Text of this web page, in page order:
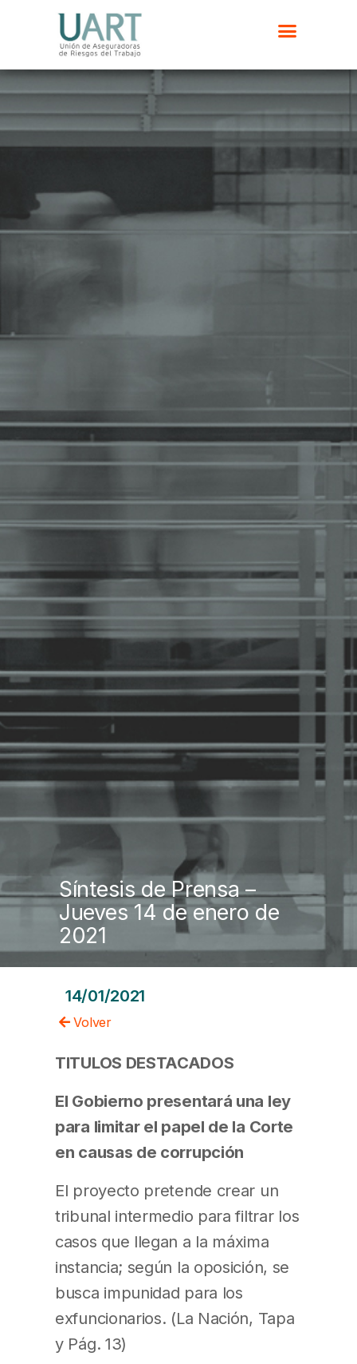
Síntesis de Prensa –
Jueves 14 de enero de
2021
14/01/2021
Volver
TITULOS DESTACADOS
El Gobierno presentará una ley
para limitar el papel de la Corte
en causas de corrupción
El proyecto pretende crear un
tribunal intermedio para filtrar los
casos que llegan a la máxima
instancia; según la oposición, se
busca impunidad para los
exfuncionarios. (La Nación, Tapa
y Pág. 13)